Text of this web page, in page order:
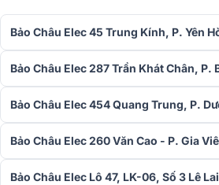
cao.
Bảo Châu Elec 45 Trung Kính, P. Yên
Bảo Châu Elec 287 Trần Khát Chân, P.
Bảo Châu Elec 454 Quang Trung, P.
Bảo Châu Elec 260 Văn Cao - P. Gia
Bảo Châu Elec Lô 47, LK-06, Số 3 Lê